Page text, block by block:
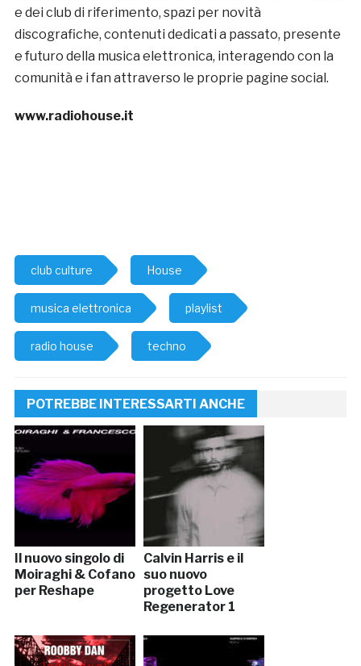
e dei club di riferimento, spazi per novità
discografiche, contenuti dedicati a passato, presente
e futuro della musica elettronica, interagendo con la
comunità e i fan attraverso le proprie pagine social.
www.radiohouse.it
club culture House
musica elettronica playlist
radio house techno
POTREBBE INTERESSARTI ANCHE
Il nuovo singolo di
Moiraghi & Cofano
per Reshape
Calvin Harris e il
suo nuovo
progetto Love
Regenerator 1